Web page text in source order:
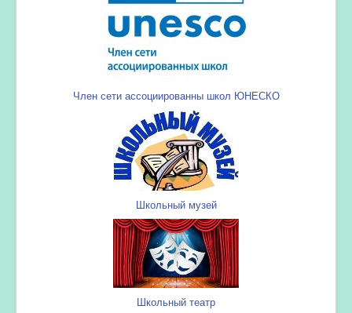
Член сети ассоциированны школ ЮНЕСКО
Школьный музей
Школьный театр